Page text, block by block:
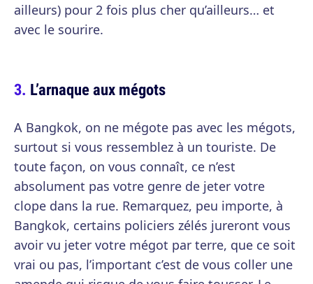
ailleurs) pour 2 fois plus cher qu’ailleurs… et
avec le sourire.
L’arnaque aux mégots
A Bangkok, on ne mégote pas avec les mégots,
surtout si vous ressemblez à un touriste. De
toute façon, on vous connaît, ce n’est
absolument pas votre genre de jeter votre
clope dans la rue. Remarquez, peu importe, à
Bangkok, certains policiers zélés jureront vous
avoir vu jeter votre mégot par terre, que ce soit
vrai ou pas, l’important c’est de vous coller une